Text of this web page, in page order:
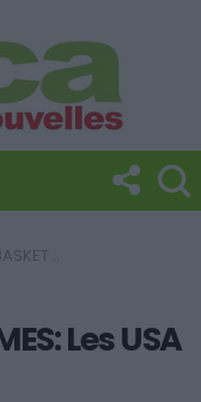
Les USA en or
Les USA